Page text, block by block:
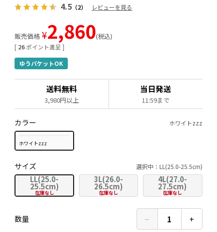
4.5 （2） レビューを見る
[ 26 ポイント進呈 ]
販売価格 ¥2,860 税込
ゆうパケットOK
送料無料
3,980円以上
当日発送
11:59まで
カラー ホワイトzzz
ホワイトzzz
サイズ 選択中：LL(25.0-25.5cm)
LL(25.0-
25.5cm)
在庫なし
3L(26.0-
26.5cm)
在庫なし
4L(27.0-
27.5cm)
在庫なし
数量 − 1 +